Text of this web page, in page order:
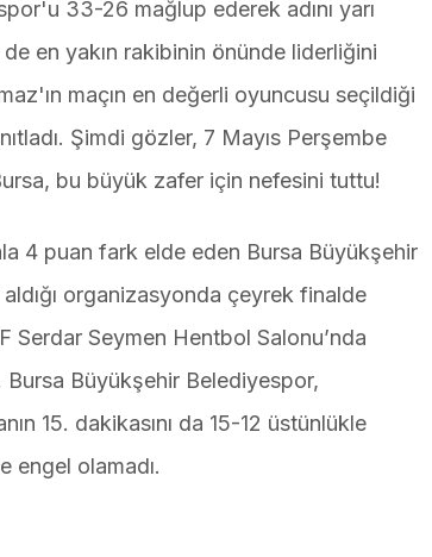
33-26 mağlup ederek adını yarı
en yakın rakibinin önünde liderliğini
maçın en değerli oyuncusu seçildiği
Şimdi gözler, 7 Mayıs Perşembe
bu büyük zafer için nefesini tuttu!
4 puan fark elde eden Bursa Büyükşehir
organizasyonda çeyrek finalde
Serdar Seymen Hentbol Salonu’nda
Bursa Büyükşehir Belediyespor,
15. dakikasını da 15-12 üstünlükle
engel olamadı.